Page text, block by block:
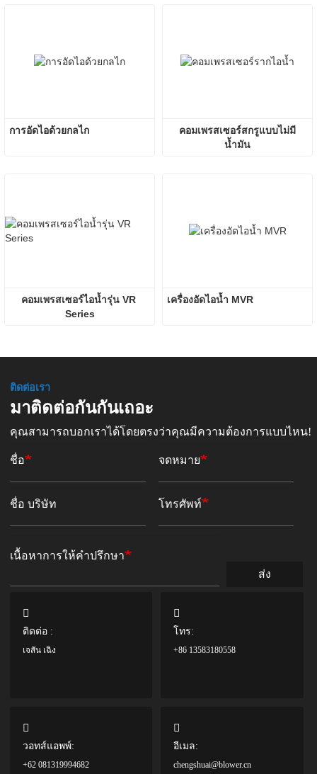
การอัดไอด้วยกลไก
คอมเพรสเซอร์สกรูแบบไม่มี
น้ำมัน
คอมเพรสเซอร์ไอน้ำรุ่น VR
Series
เครื่องอัดไอน้ำ MVR
ติดต่อเรา
มาติดต่อกันกันเถอะ
คุณสามารถบอกเราได้โดยตรงว่าคุณมีความต้องการแบบไหน!
ชื่อ จดหมาย
ชื่อ บริษัท โทรศัพท์
เนื้อหาการให้คำปรึกษา
ส่ง
ติดต่อ :
เจสัน เฉิง
โทร:
+86 13583180558
วอทส์แอพพ์:
+62 081319994682
อีเมล:
chengshuai@blower.cn